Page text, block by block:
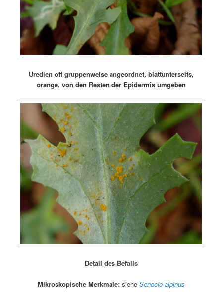
Uredien oft gruppenweise angeordnet, blattunterseits,
orange, von den Resten der Epidermis umgeben
Detail des Befalls
Mikroskopische Merkmale:siehe Senecio alpinus